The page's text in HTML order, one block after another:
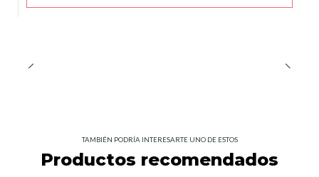
TAMBIÉN PODRÍA INTERESARTE UNO DE ESTOS
Productos recomendados